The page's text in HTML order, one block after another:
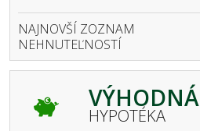
NAJNOVŠÍ ZOZNAM
NEHNUTEĽNOSTÍ
VÝHODNÁ
HYPOTÉKA